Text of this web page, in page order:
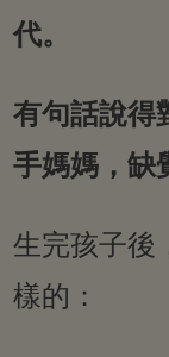
代。
有句話說得
手媽媽，缺
生完孩子後
樣的：